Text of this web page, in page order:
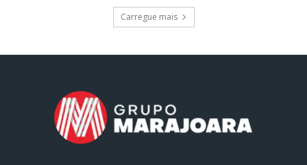
Carregue mais